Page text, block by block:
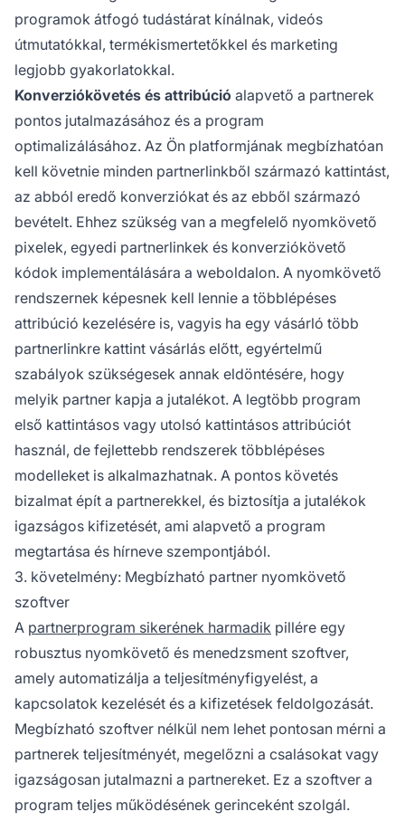
programok átfogó tudástárat kínálnak, videós
útmutatókkal, termékismertetőkkel és marketing
legjobb gyakorlatokkal.
Konverziókövetés és attribúció alapvető a partnerek
pontos jutalmazásához és a program
optimalizálásához. Az Ön platformjának megbízhatóan
kell követnie minden partnerlinkből származó kattintást,
az abból eredő konverziókat és az ebből származó
bevételt. Ehhez szükség van a megfelelő nyomkövető
pixelek, egyedi partnerlinkek és konverziókövető
kódok implementálására a weboldalon. A nyomkövető
rendszernek képesnek kell lennie a többlépéses
attribúció kezelésére is, vagyis ha egy vásárló több
partnerlinkre kattint vásárlás előtt, egyértelmű
szabályok szükségesek annak eldöntésére, hogy
melyik partner kapja a jutalékot. A legtöbb program
első kattintásos vagy utolsó kattintásos attribúciót
használ, de fejlettebb rendszerek többlépéses
modelleket is alkalmazhatnak. A pontos követés
bizalmat épít a partnerekkel, és biztosítja a jutalékok
igazságos kifizetését, ami alapvető a program
megtartása és hírneve szempontjából.
3. követelmény: Megbízható partner nyomkövető
szoftver
A partnerprogram sikerének harmadik pillére egy
robusztus nyomkövető és menedzsment szoftver,
amely automatizálja a teljesítményfigyelést, a
kapcsolatok kezelését és a kifizetések feldolgozását.
Megbízható szoftver nélkül nem lehet pontosan mérni a
partnerek teljesítményét, megelőzni a csalásokat vagy
igazságosan jutalmazni a partnereket. Ez a szoftver a
program teljes működésének gerinceként szolgál.